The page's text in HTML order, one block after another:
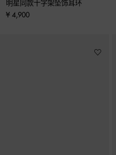
明星同款十字架坠饰耳环
¥ 4,900